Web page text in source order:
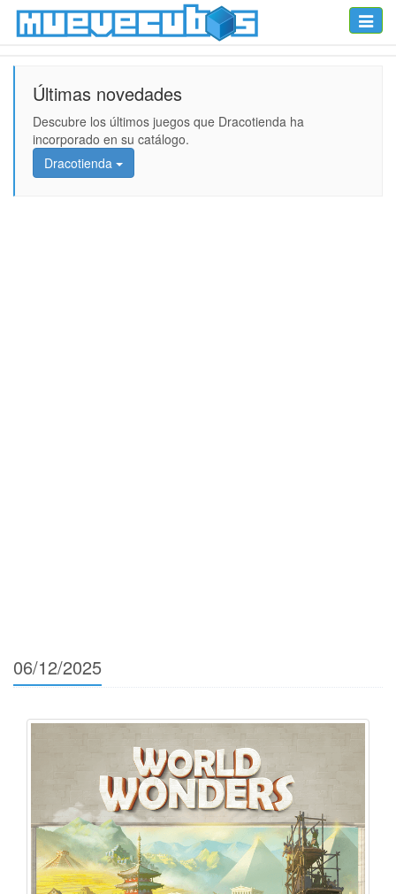
Toggle
Últimas novedades
Descubre los últimos juegos que Dracotienda ha
incorporado en su catálogo.
Dracotienda
06/12/2025